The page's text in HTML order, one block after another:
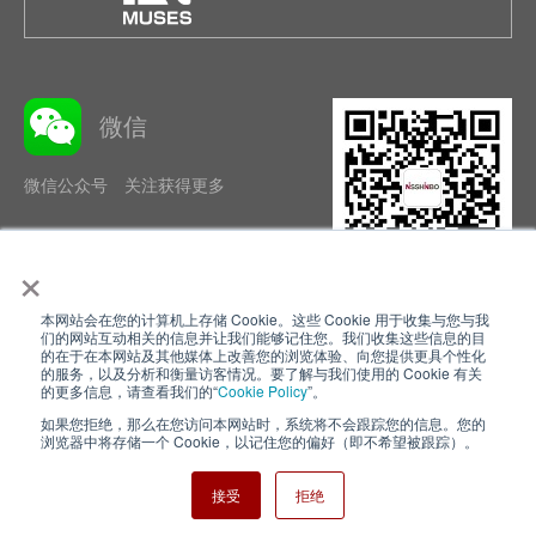
×
本网站会在您的计算机上存储 Cookie。这些 Cookie 用于收集与您与我
们的网站互动相关的信息并让我们能够记住您。我们收集这些信息的目
的在于在本网站及其他媒体上改善您的浏览体验、向您提供更具个性化
的服务，以及分析和衡量访客情况。要了解与我们使用的 Cookie 有关
的更多信息，请查看我们的“Cookie Policy”。
如果您拒绝，那么在您访问本网站时，系统将不会跟踪您的信息。您的
浏览器中将存储一个 Cookie，以记住您的偏好（即不希望被跟踪）。
接受 拒绝
微信
微信公众号 关注获得更多
隐私政策 使用条款
Cookie Policy 网站地图
Nisshinbo Holdings Inc.
Copyright ⓒ Nisshinbo Micro Devices Inc. All Rights Reserved.